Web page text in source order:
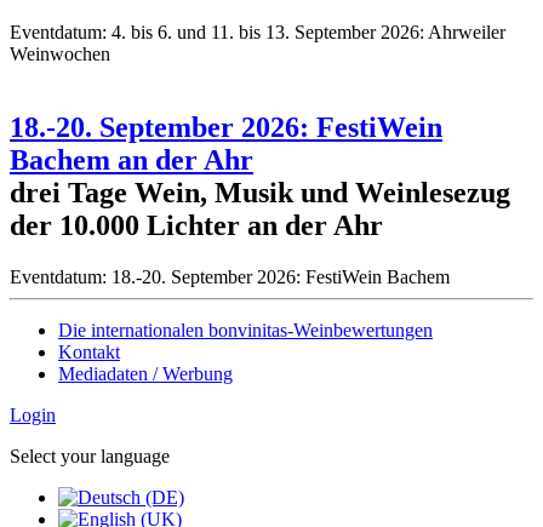
Eventdatum: 4. bis 6. und 11. bis 13. September 2026: Ahrweiler
Weinwochen
18.-20. September 2026: FestiWein
Bachem an der Ahr
drei Tage Wein, Musik und Weinlesezug
der 10.000 Lichter an der Ahr
Eventdatum: 18.-20. September 2026: FestiWein Bachem
Die internationalen bonvinitas-Weinbewertungen
Kontakt
Mediadaten / Werbung
Login
Select your language